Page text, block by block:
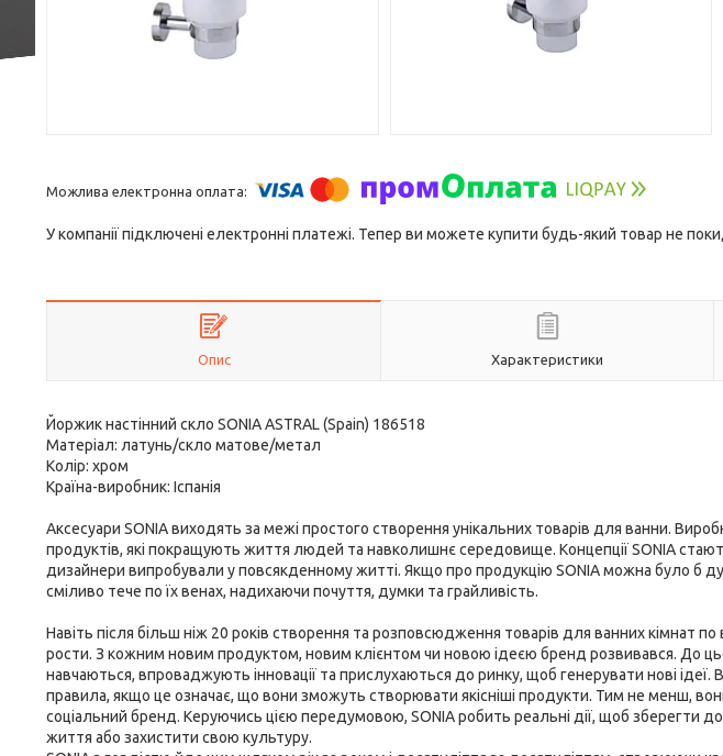
У компанії підключені електронні платежі. Тепер ви можете купити будь-який товар не
Опис Характеристики
Йоржик настінний скло SONIA ASTRAL (Spain) 186518
Матеріал: латунь/скло матове/метал
Колір: хром
Країна-виробник: Іспанія
Аксесуари SONIA виходять за межі простого створення унікальних товарів для ванни.
продуктів, які покращують життя людей та навколишнє середовище. Концепції SONIA
дизайнери випробували у повсякденному житті. Якщо про продукцію SONIA можна було б
сміливо тече по їх венах, надихаючи почуття, думки та грайливість.
Навіть після більш ніж 20 років створення та розповсюдження товарів для ванних кімнат по
рости. З кожним новим продуктом, новим клієнтом чи новою ідеєю бренд розвивався. До
навчаються, впроваджують інновації та прислухаються до ринку, щоб генерувати нові
правила, якщо це означає, що вони зможуть створювати якісніші продукти. Тим не менш,
соціальний бренд. Керуючись цією передумовою, SONIA робить реальні дії, щоб зберегти
життя або захистити свою культуру.